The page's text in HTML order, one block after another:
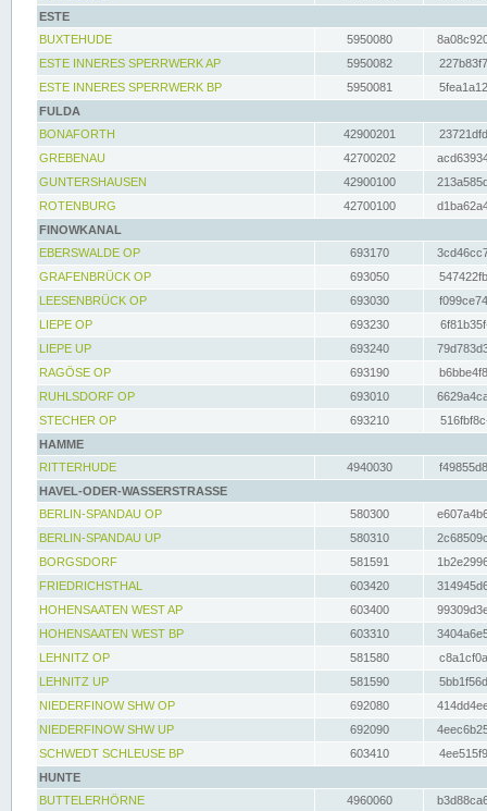
ESTE
BUXTEHUDE
5950080
ESTE INNERES SPERRWERK AP
5950082
ESTE INNERES SPERRWERK BP
5950081
FULDA
BONAFORTH
42900201
GREBENAU
42700202
GUNTERSHAUSEN
42900100
ROTENBURG
42700100
FINOWKANAL
EBERSWALDE OP
693170
GRAFENBRÜCK OP
693050
LEESENBRÜCK OP
693030
LIEPE OP
693230
LIEPE UP
693240
RAGÖSE OP
693190
RUHLSDORF OP
693010
STECHER OP
693210
HAMME
RITTERHUDE
4940030
HAVEL-ODER-WASSERSTRASSE
BERLIN-SPANDAU OP
580300
BERLIN-SPANDAU UP
580310
BORGSDORF
581591
FRIEDRICHSTHAL
603420
HOHENSAATEN WEST AP
603400
HOHENSAATEN WEST BP
603310
LEHNITZ OP
581580
LEHNITZ UP
581590
NIEDERFINOW SHW OP
692080
NIEDERFINOW SHW UP
692090
SCHWEDT SCHLEUSE BP
603410
HUNTE
BUTTELERHÖRNE
4960060